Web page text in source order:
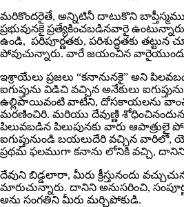
మరికొందరైతే, అన్నిటినీ దాటుకొని
ప్రభువునకై ప్రత్యేకించబడినవారై
ఉండి, పరిపూర్ణతకు, పరిశుద్ధతకు తట్టున
పోవుచున్నారు. వారే జయంచిన
ఇశ్రాయేలు ప్రజలు “కనానునకై” అని
ఐగుప్తును విడిచి వచ్చిన అనేకులు
ఉల్లిపాయివంటి వాటిని, దోసకాయలను
మరణించిరి. మరియు దేవుణ్ణి
పిలువబడిన పిలుపునకు వారు
ఐగుప్తునుండి బయలుదేరి వచ్చిన
ప్రథమ ఫలముగా కనాను లోనికి వచ్చి, దానిని
దేవుని బిడ్డలారా, మీరు క్రీస్తునందు
మారుచున్నారు. దానిని అనుసరించి,
అను సంగతిని మీరు మర్చిపోకుడి.